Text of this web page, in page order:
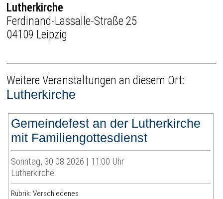
Lutherkirche
Ferdinand-Lassalle-Straße 25
04109 Leipzig
Weitere Veranstaltungen an diesem Ort:
Lutherkirche
Gemeindefest an der Lutherkirche
mit Familiengottesdienst
Sonntag, 30.08.2026 | 11:00 Uhr
Lutherkirche
Rubrik: Verschiedenes